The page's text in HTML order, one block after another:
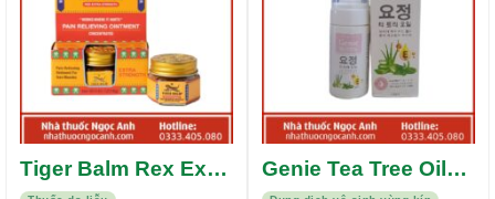
Tiger Balm Rex Extra
Genie Tea Tree Oil